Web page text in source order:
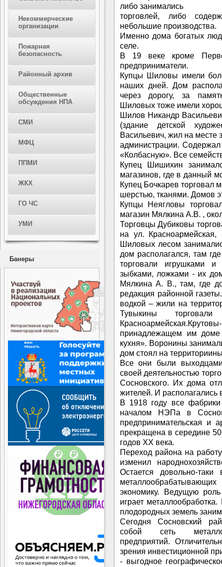
Некоммерческие
организации
Пожарная
безопасность
Районный архив
Общественные
обсуждения НПА
СМИ
МФЦ
ППМИ
ЖКХ
ГО ЧС
УМИ
Банеры
либо занимались
торговлей, либо
небольшие производства.
Именно дома богатых
селе.
В 19 веке кроме
предприниматели.
Купцы Шиловы имели
наших дней. Дом
через дорогу, за
Шиловых тоже имели
Шилов Никандр
(здание детской
Васильевич, жил на месте
администрации.
«Колбасную». Все
Купец Шишихин
магазинов, где в данный
Купец Бочкарев торговал
шерстью, тканями. Домов
Купцы Неягловы
магазин Мялкина А.В. ,
Торговцы Дубиковы
на ул.
Шиловых лесом
дом располагался, там
торговали игрушками и
зыбками, ложками - их
Мялкина А. В., там, где
редакция районной
водкой – жили на
Тувыкины
принадлежащем им доме
кухня». Воронины
дом стоял на
Все они были
своей деятельностью
Сосновского. Их дома
жителей. И располагались
В 1918 году все
началом НЭПа в
предпринимательская и
прекращена в середине
годов XX века.
Переход района на
изменил
Остается довольно-таки
экономику. Ведущую
играет
плодородных земель
Сегодня Сосновский
собой сеть
предприятий.
зрения инвестиционной
- выгодное